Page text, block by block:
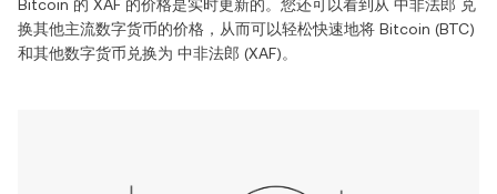
Bitcoin 的 XAF 的价格是实时更新的。您还可以看到从 中非法郎 兑
换其他主流数字货币的价格，从而可以轻松快速地将 Bitcoin (BTC)
和其他数字货币兑换为 中非法郎 (XAF)。